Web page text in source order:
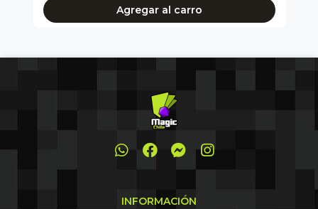
Agregar al carro
INFORMACIÓN